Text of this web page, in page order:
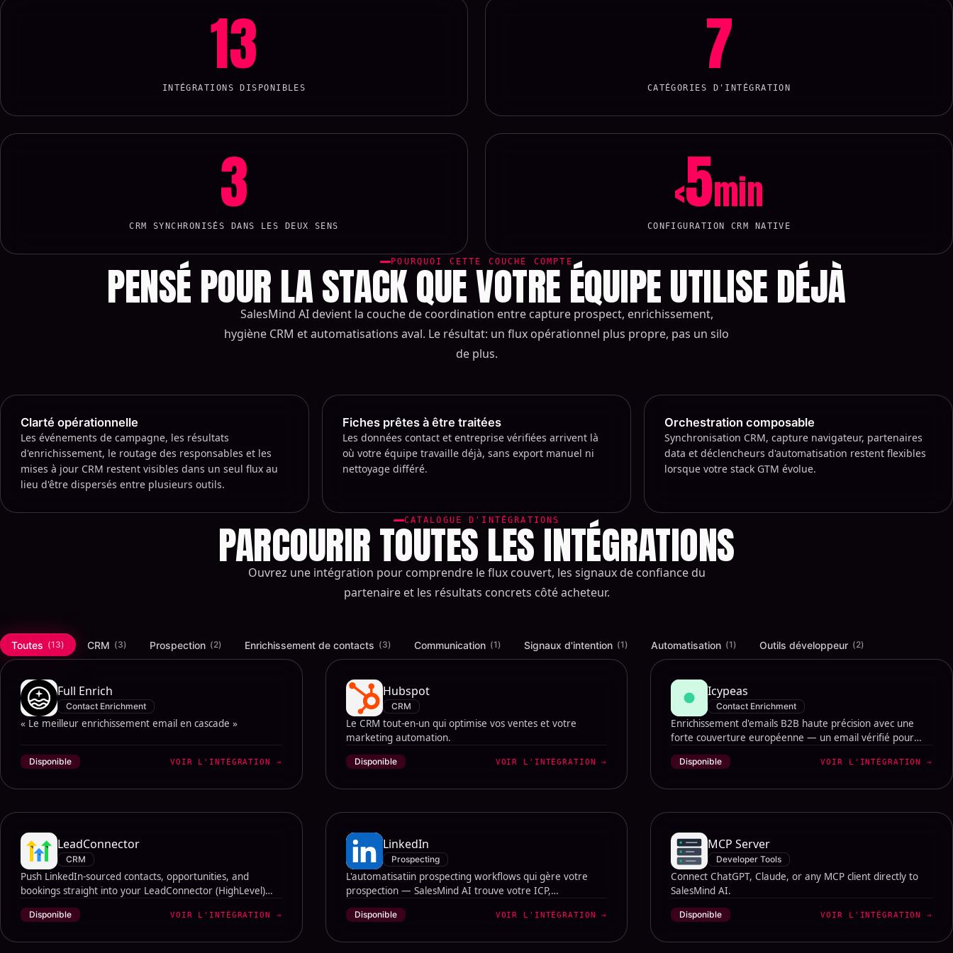
13
INTÉGRATIONS DISPONIBLES
7
CATÉGORIES D'INTÉGRATION
3
CRM SYNCHRONISÉS DANS LES DEUX SENS
<5min
CONFIGURATION CRM NATIVE
POURQUOI CETTE COUCHE COMPTE
PENSÉ POUR LA STACK QUE VOTRE ÉQUIPE UTILISE DÉJÀ
SalesMind AI devient la couche de coordination entre capture prospect, enrichissement,
hygiène CRM et automatisations aval. Le résultat: un flux opérationnel plus propre, pas un silo
de plus.
Clarté opérationnelle
Les événements de campagne, les résultats
d'enrichissement, le routage des responsables et les
mises à jour CRM restent visibles dans un seul flux au
lieu d'être dispersés entre plusieurs outils.
Fiches prêtes à être traitées
Les données contact et entreprise vérifiées arrivent là
où votre équipe travaille déjà, sans export manuel ni
nettoyage différé.
Orchestration composable
Synchronisation CRM, capture navigateur, partenaires
data et déclencheurs d'automatisation restent flexibles
lorsque votre stack GTM évolue.
CATALOGUE D'INTÉGRATIONS
PARCOURIR TOUTES LES INTÉGRATIONS
Ouvrez une intégration pour comprendre le flux couvert, les signaux de confiance du
partenaire et les résultats concrets côté acheteur.
Toutes (13) CRM (3) Prospection (2) Enrichissement de contacts (3) Communication (1) Signaux d'intention (1) Automatisation (1) Outils développeur (2)
Full Enrich
Contact Enrichment
« Le meilleur enrichissement email en cascade »
Disponible VOIR L'INTÉGRATION →
Hubspot
CRM
Le CRM tout-en-un qui optimise vos ventes et votre
marketing automation.
Disponible VOIR L'INTÉGRATION →
Icypeas
Contact Enrichment
Enrichissement d'emails B2B haute précision avec une
forte couverture européenne — un email vérifié pour
chaque prospect, automatiquement.
Disponible VOIR L'INTÉGRATION →
LeadConnector
CRM
Push LinkedIn-sourced contacts, opportunities, and
bookings straight into your LeadConnector (HighLevel)
account — automatically.
Disponible VOIR L'INTÉGRATION →
LinkedIn
Prospecting
L'automatisatiin prospecting workflows qui gère votre
prospection — SalesMind AI trouve votre ICP,
personnalise chaque message et prend des rendez-vous,
dans le respect des limites de LinkedIn.
Disponible VOIR L'INTÉGRATION →
MCP Server
Developer Tools
Connect ChatGPT, Claude, or any MCP client directly to
SalesMind AI.
Disponible VOIR L'INTÉGRATION →